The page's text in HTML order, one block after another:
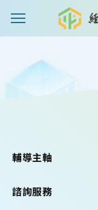
主選單案扭
輔導主軸
諮詢服務